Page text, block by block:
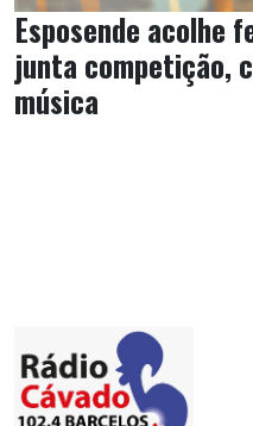
Esposende acolhe
junta competição,
música